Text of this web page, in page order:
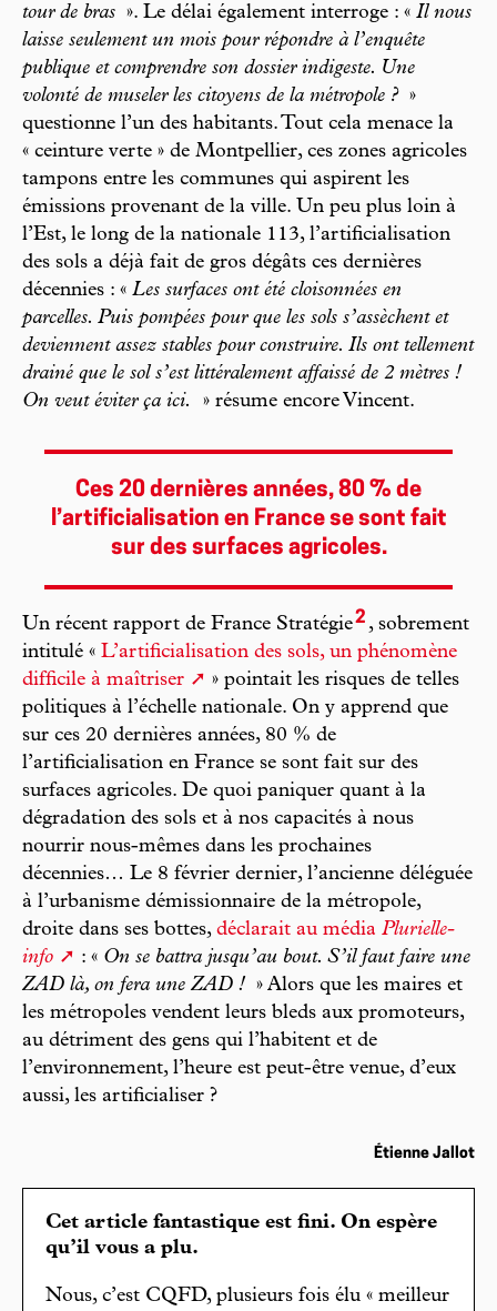
tour de bras ». Le délai également interroge : « Il nous
laisse seulement un mois pour répondre à l’enquête
publique et comprendre son dossier indigeste. Une
volonté de museler les citoyens de la métropole ? »
questionne l’un des habitants. Tout cela menace la
« ceinture verte » de Montpellier, ces zones agricoles
tampons entre les communes qui aspirent les
émissions provenant de la ville. Un peu plus loin à
l’Est, le long de la nationale 113, l’artificialisation
des sols a déjà fait de gros dégâts ces dernières
décennies : « Les surfaces ont été cloisonnées en
parcelles. Puis pompées pour que les sols s’assèchent et
deviennent assez stables pour construire. Ils ont tellement
drainé que le sol s’est littéralement affaissé de 2 mètres !
On veut éviter ça ici.
» résume encore Vincent.
Ces 20 dernières années, 80 % de
l’artificialisation en France se sont fait
sur des surfaces agricoles.
Un récent rapport de France Stratégie2 , sobrement
intitulé « L’artificialisation des sols, un phénomène
difficile à maîtriser
» pointait les risques de telles
politiques à l’échelle nationale. On y apprend que
sur ces 20 dernières années, 80 % de
l’artificialisation en France se sont fait sur des
surfaces agricoles. De quoi paniquer quant à la
dégradation des sols et à nos capacités à nous
nourrir nous-mêmes dans les prochaines
décennies… Le 8 février dernier, l’ancienne déléguée
à l’urbanisme démissionnaire de la métropole,
droite dans ses bottes, déclarait au média Plurielle-
info
: « On se battra jusqu’au bout. S’il faut faire une
ZAD là, on fera une ZAD ! » Alors que les maires et
les métropoles vendent leurs bleds aux promoteurs,
au détriment des gens qui l’habitent et de
l’environnement, l’heure est peut-être venue, d’eux
aussi, les artificialiser ?
Étienne Jallot
Cet article fantastique est fini. On espère
qu’il vous a plu.
Nous, c’est CQFD, plusieurs fois élu « meilleur